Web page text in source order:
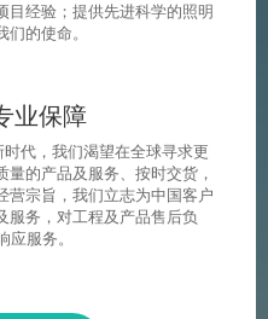
目经验；提供先进科学的照明
的使命。
业保障
时代，我们渴望在全球寻求更
量的产品及服务、按时交货，
营宗旨，我们立志为中国客户
服务，对工程及产品售后负
应服务。